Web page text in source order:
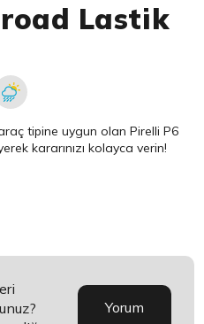
Lastik
tipine uygun olanPirelli P6
kararınızı kolayca verin!
Yorum